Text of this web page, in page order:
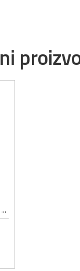
Set elektrolitskih kondezatora kapaciteta od 0.1 - 1000µF; Napon kondezatora u setu: 16 - 50V; Set sadrži 500 elektrolitskih kondezatora:; 0.1µF 50V 4x7mm : 30 kom; 0.22µF 50V 5x11mm : 20 kom; 0.47µF 50V 5x11mm : 20 kom; 1µF 50V...